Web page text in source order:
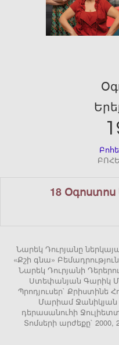
18 Օգոստոս
Նարեկ Դուրյանը
«Քշի գնա»
Նարեկ Դուրյանի
Ստեփանյան Գարիկ
Պրոդյուսեր` Քրիստինե
Մարիամ Ջանիկյան
դերասանուհի
Տոմսերի արժեքը` 2000,